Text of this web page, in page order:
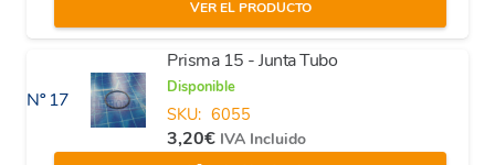
VER EL PRODUCTO
Nº 17
Prisma 15 - Junta Tubo
Disponible
SKU: 6055
3,20€ IVA Incluido